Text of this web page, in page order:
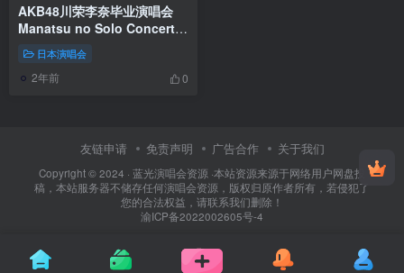
AKB48川荣李奈毕业演唱会
Manatsu no Solo Concert
in Saitama Super
Arena《BDMV 7碟 226G》
日本演唱会
2年前 0
友链申请 免责声明 广告合作 关于我们
Copyright © 2024 · 蓝光演唱会资源 ·本站资源来源于网络用户网盘投
稿，本站服务器不储存任何演唱会资源，版权归原作者所有，若侵犯了
您的合法权益，请联系我们删除！
渝ICP备2022002605号-4